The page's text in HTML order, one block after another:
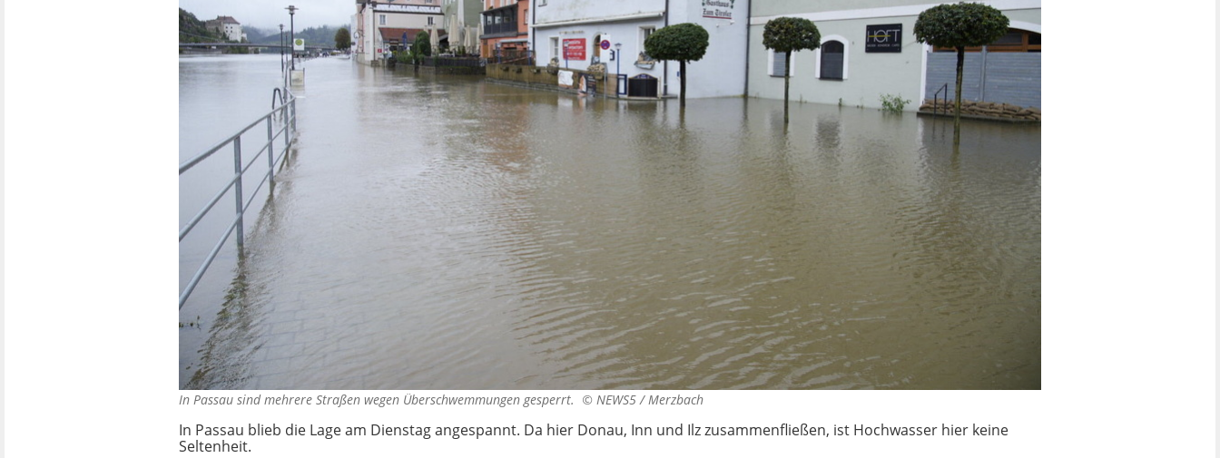
In Passau sind mehrere Straßen wegen Überschwemmungen gesperrt. © NEWS5 / Merzbach
In Passau blieb die Lage am Dienstag angespannt. Da hier Donau, Inn und Ilz zusammenfließen, ist Hochwasser hier keine
Seltenheit.